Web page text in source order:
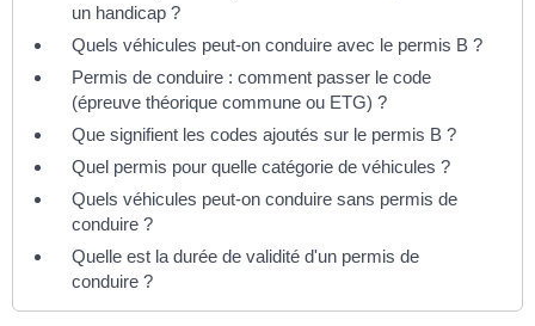
un handicap ?
Quels véhicules peut-on conduire avec le permis B ?
Permis de conduire : comment passer le code
(épreuve théorique commune ou ETG) ?
Que signifient les codes ajoutés sur le permis B ?
Quel permis pour quelle catégorie de véhicules ?
Quels véhicules peut-on conduire sans permis de
conduire ?
Quelle est la durée de validité d'un permis de
conduire ?